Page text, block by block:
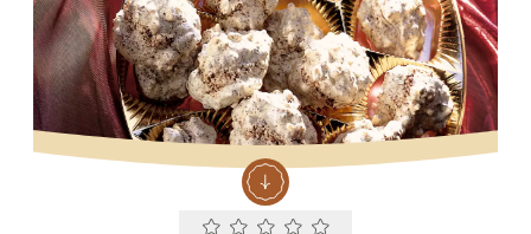
Current rating 0.0. Click to rate.